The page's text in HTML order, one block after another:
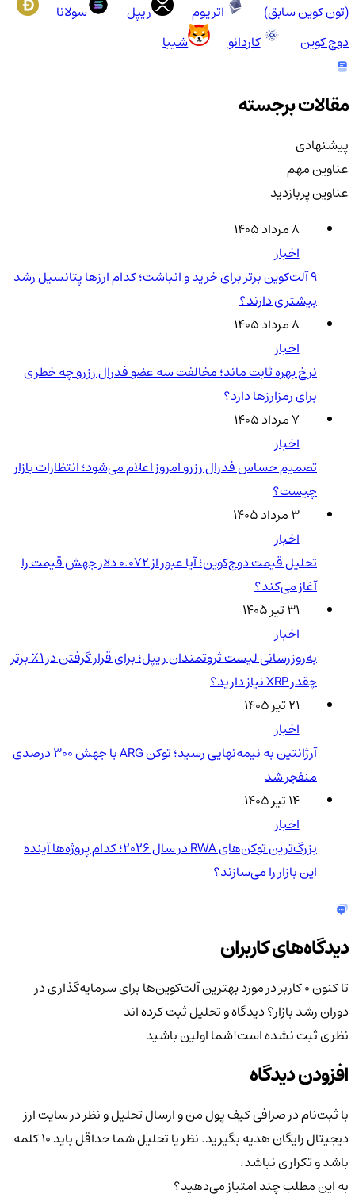
(تون کوین سابق)
اتریوم ریپل
سولانا
دوج کوین
کاردانو شیبا
مقالات برجسته
پیشنهادی
عناوین مهم
عناوین پربازدید
۸ مرداد ۱۴۰۵
اخبار
۹ آلت‌کوین برتر برای خرید و انباشت؛ کدام ارزها پتانسیل رشد
بیشتری دارند؟
۸ مرداد ۱۴۰۵
اخبار
نرخ بهره ثابت ماند؛ مخالفت سه عضو فدرال رزرو چه خطری
برای رمزارزها دارد؟
۷ مرداد ۱۴۰۵
اخبار
تصمیم حساس فدرال رزرو امروز اعلام می‌شود؛ انتظارات بازار
چیست؟
۳ مرداد ۱۴۰۵
اخبار
تحلیل قیمت دوج‌کوین؛ آیا عبور از ۰.۰۷۲ دلار جهش قیمت را
آغاز می‌کند؟
۳۱ تیر ۱۴۰۵
اخبار
به‌روزرسانی لیست ثروتمندان ریپل؛ برای قرار گرفتن در ۱٪ برتر
چقدر XRP نیاز دارید؟
۲۱ تیر ۱۴۰۵
اخبار
آرژانتین به نیمه‌نهایی رسید؛ توکن ARG با جهش ۳۰۰ درصدی
منفجر شد
۱۴ تیر ۱۴۰۵
اخبار
بزرگ‌ترین توکن‌های RWA در سال ۲۰۲۶؛ کدام پروژه‌ها آینده
این بازار را می‌سازند؟
دیدگاه‌های کاربران
تا کنون 0 کاربر در مورد
بهترین آلت‌کوین‌ها برای سرمایه‌گذاری در
دوران رشد بازار؟دیدگاه و تحلیل ثبت کرده اند
نظری ثبت نشده است!شما اولین باشید
افزودن دیدگاه
با ثبت‌نام در صرافی کیف پول من و ارسال تحلیل و نظر در سایت ارز
دیجیتال رایگان هدیه بگیرید. نظر یا تحلیل شما حداقل باید ۱۰ کلمه
باشد و تکراری نباشد.
به این مطلب چند امتیاز می‌دهید؟